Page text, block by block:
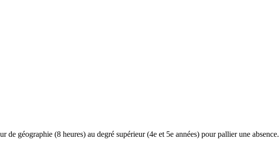
de géographie (8 heures) au degré supérieur (4e et 5e années) pour pallier une absence.